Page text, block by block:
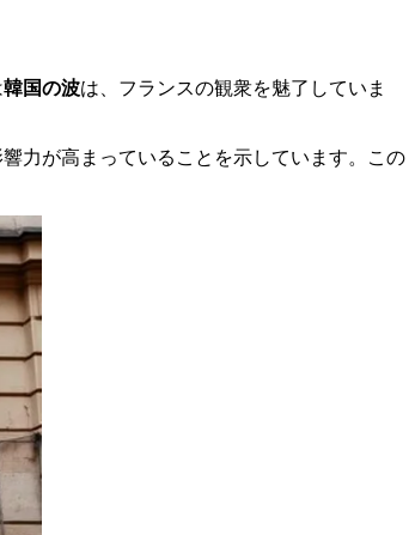
韓国の波は、フランスの観衆を魅了していま
力が高まっていることを示しています。この